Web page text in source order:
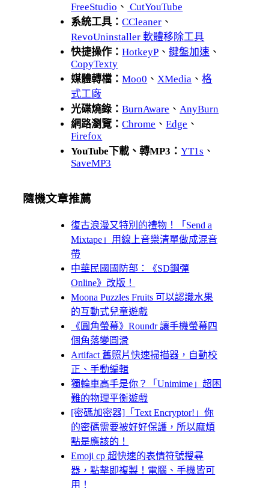
FreeStudio 、 CutYouTube
系統工具：CCleaner 、
RevoUninstaller 軟體移除工具
快捷操作：HotkeyP 、鍵盤加速 、
CopyTexty
媒體轉檔：Moo0 、 XMedia 、格
式工廠
光碟燒錄：BurnAware 、 AnyBurn
網路瀏覽：Chrome 、Edge 、
Firefox
YouTube下載、轉MP3：YT1s 、
SaveMP3
隨機文章推薦
復古浪漫又特別的禮物！「Send a
Mixtape」用線上音樂清單做成混音
帶
中華民國國防部：《SD鋼彈
Online》改版！
Moona Puzzles Fruits 可以認識水果
的互動式兒童遊戲
《圓角螢幕》Roundr 讓手機螢幕四
個角落變圓滑
Artifact 舊照片快速掃描器，自動校
正、手動編輯
獨輪車高手是你？「Unimime」超困
難的物理平衡遊戲
[密碼加密器]「Text Encryptor!」你
的密碼需要被好好保護，所以麻煩
點是應該的！
Emoji cp 超快速的表情符號搜尋
器，點擊即複製！電腦、手機皆可
用！